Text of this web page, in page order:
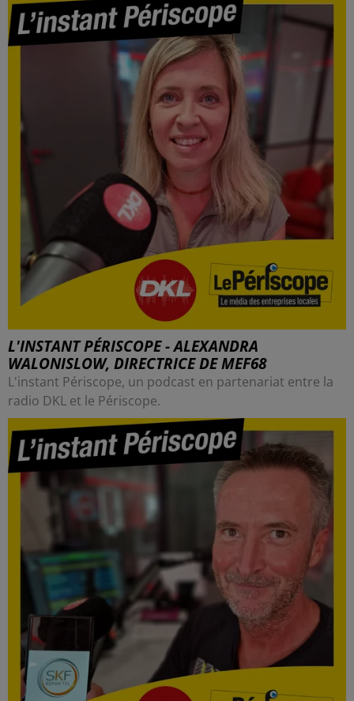
L'INSTANT PÉRISCOPE - ALEXANDRA
WALONISLOW, DIRECTRICE DE MEF68
L'instant Périscope, un podcast en partenariat entre la
radio DKL et le Périscope.